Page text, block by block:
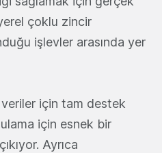
çoklu zincir
işlevler arasında yer
veriler için tam destek
için esnek bir
Ayrıca